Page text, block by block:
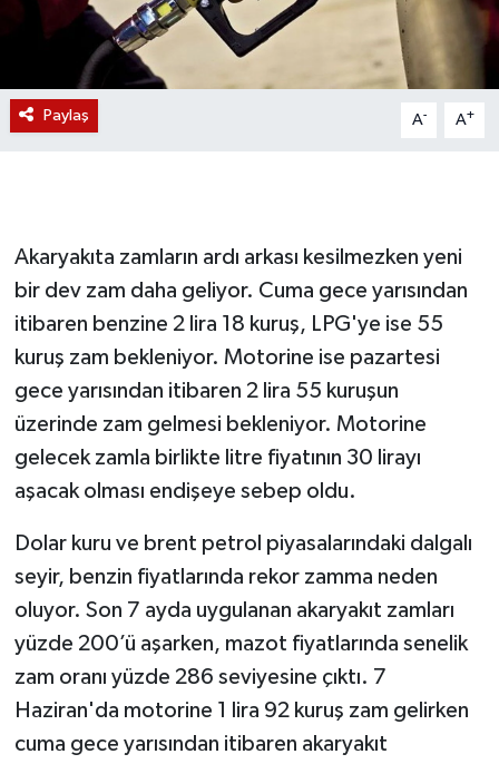
Paylaş A- A+
Akaryakıta zamların ardı arkası kesilmezken yeni
bir dev zam daha geliyor. Cuma gece yarısından
itibaren benzine 2 lira 18 kuruş, LPG'ye ise 55
kuruş zam bekleniyor. Motorine ise pazartesi
gece yarısından itibaren 2 lira 55 kuruşun
üzerinde zam gelmesi bekleniyor. Motorine
gelecek zamla birlikte litre fiyatının 30 lirayı
aşacak olması endişeye sebep oldu.
Dolar kuru ve brent petrol piyasalarındaki dalgalı
seyir, benzin fiyatlarında rekor zamma neden
oluyor. Son 7 ayda uygulanan akaryakıt zamları
yüzde 200’ü aşarken, mazot fiyatlarında senelik
zam oranı yüzde 286 seviyesine çıktı. 7
Haziran'da motorine 1 lira 92 kuruş zam gelirken
cuma gece yarısından itibaren akaryakıt